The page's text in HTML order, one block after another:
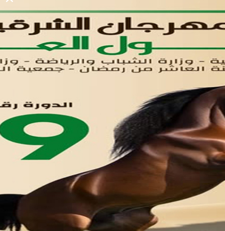
لوحه التحكم
اتصل بنا
تواصل معنا
مدينة العاشر من رمضان
01221020029
055-4494429
055-4494406
055-4494414
info.triaeg@yahoo.com
info@triaeg-guide.com